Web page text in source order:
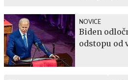
NOVICE
Biden
odstopu od